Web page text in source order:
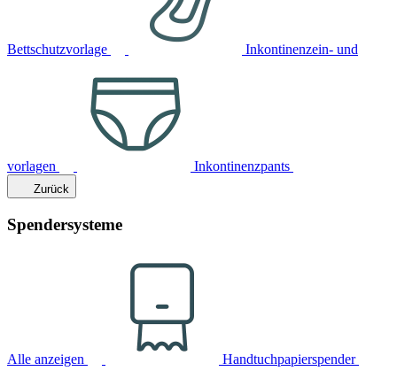
Bettschutzvorlage Inkontinenzein- und
vorlagen Inkontinenzpants
Zurück
Spendersysteme
Alle anzeigen Handtuchpapierspender